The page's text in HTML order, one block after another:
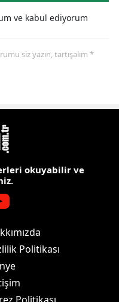
ve kabul ediyorum
siz yazın, tartışalım *
okuyabilir ve
Politikası